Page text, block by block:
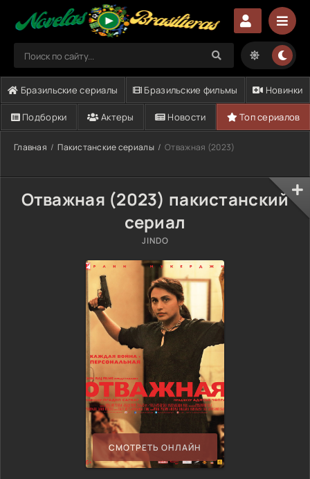
Бразильские сериалы Бразильские фильмы Новинки
Подборки Актеры Новости Топ сериалов
Главная Пакистанские сериалы Отважная (2023)
Отважная (2023) пакистанский
сериал
JINDO
СМОТРЕТЬ ОНЛАЙН